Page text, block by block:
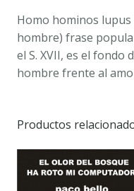
Homo hominos
hombre) frase
el S. XVII, es el fondo
hombre frente al
Productos